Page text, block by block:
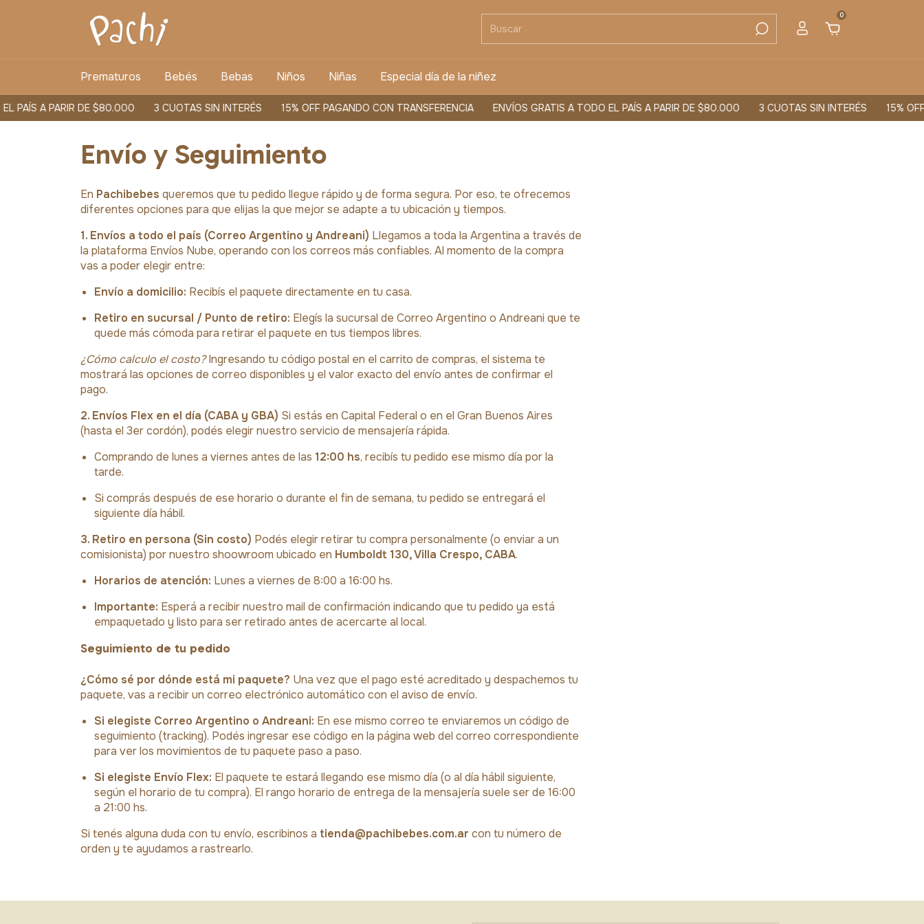
0
Prematuros Bebés Bebas Niños Niñas Especial día de la niñez
PAÍS A PARIR DE $80.000 3 CUOTAS SIN INTERÉS 15% OFF PAGANDO CON TRANSFERENCIA ENVÍOS GRATIS A TODO EL PAÍS A PARIR DE $80.000 3 CUOTAS SIN INTERÉS 15% OFF
Envío y Seguimiento
En Pachibebes queremos que tu pedido llegue rápido y de forma segura. Por eso, te ofrecemos
diferentes opciones para que elijas la que mejor se adapte a tu ubicación y tiempos.
1. Envíos a todo el país (Correo Argentino y Andreani) Llegamos a toda la Argentina a través de
la plataforma Envíos Nube, operando con los correos más confiables. Al momento de la compra
vas a poder elegir entre:
Envío a domicilio: Recibís el paquete directamente en tu casa.
Retiro en sucursal / Punto de retiro: Elegís la sucursal de Correo Argentino o Andreani que te
quede más cómoda para retirar el paquete en tus tiempos libres.
¿Cómo calculo el costo?Ingresando tu código postal en el carrito de compras, el sistema te
mostrará las opciones de correo disponibles y el valor exacto del envío antes de confirmar el
pago.
2. Envíos Flex en el día (CABA y GBA) Si estás en Capital Federal o en el Gran Buenos Aires
(hasta el 3er cordón), podés elegir nuestro servicio de mensajería rápida.
Comprando de lunes a viernes antes de las 12:00 hs, recibís tu pedido ese mismo día por la
tarde.
Si comprás después de ese horario o durante el fin de semana, tu pedido se entregará el
siguiente día hábil.
3. Retiro en persona (Sin costo) Podés elegir retirar tu compra personalmente (o enviar a un
comisionista) por nuestro shoowroom ubicado en Humboldt 130, Villa Crespo, CABA.
Horarios de atención: Lunes a viernes de 8:00 a 16:00 hs.
Importante: Esperá a recibir nuestro mail de confirmación indicando que tu pedido ya está
empaquetado y listo para ser retirado antes de acercarte al local.
Seguimiento de tu pedido
¿Cómo sé por dónde está mi paquete? Una vez que el pago esté acreditado y despachemos tu
paquete, vas a recibir un correo electrónico automático con el aviso de envío.
Si elegiste Correo Argentino o Andreani: En ese mismo correo te enviaremos un código de
seguimiento (tracking). Podés ingresar ese código en la página web del correo correspondiente
para ver los movimientos de tu paquete paso a paso.
Si elegiste Envío Flex: El paquete te estará llegando ese mismo día (o al día hábil siguiente,
según el horario de tu compra). El rango horario de entrega de la mensajería suele ser de 16:00
a 21:00 hs.
Si tenés alguna duda con tu envío, escribinos a tienda@pachibebes.com.ar con tu número de
orden y te ayudamos a rastrearlo.